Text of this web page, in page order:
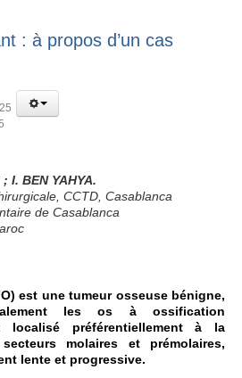
: à propos d’un cas
I. BEN YAHYA.
CCTD, Casablanca
de Casablanca
est une tumeur osseuse bénigne,
les os à ossification
localisé préférentiellement à la
molaires et prémolaires,
lente et progressive.